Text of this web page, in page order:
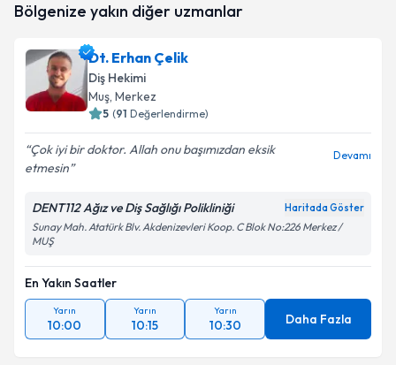
Kişisel verilerimin işlenmesine ilişkin
Metni'ni okudum ve kişisel verilerimin belirtilen
kapsamda işlenmesini kabul ediyorum.
Takvim Talebini Gönder
Bölgenize yakın diğer uzmanlar
Dt. Erhan Çelik
Diş Hekimi
Muş, Merkez
5 (91 Değerlendirme)
Çok iyi bir doktor. Allah onu başımızdan eksik
etmesin
Devamı
DENT112 Ağız ve Diş Sağlığı Polikliniği Haritada Göster
Sunay Mah. Atatürk Blv. Akdenizevleri Koop. C Blok No:226 Merkez /
MUŞ
En Yakın Saatler
Yarın
10:00
Yarın
10:15
Yarın
10:30 Daha Fazla